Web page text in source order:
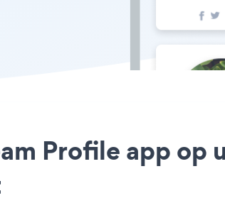
Profile app op